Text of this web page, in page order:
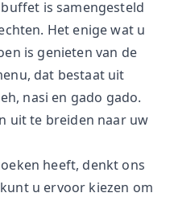
is samengesteld
Het enige wat u
is genieten van de
dat bestaat uit
nasi en gado gado.
uit te breiden naar uw
heeft, denkt ons
u ervoor kiezen om